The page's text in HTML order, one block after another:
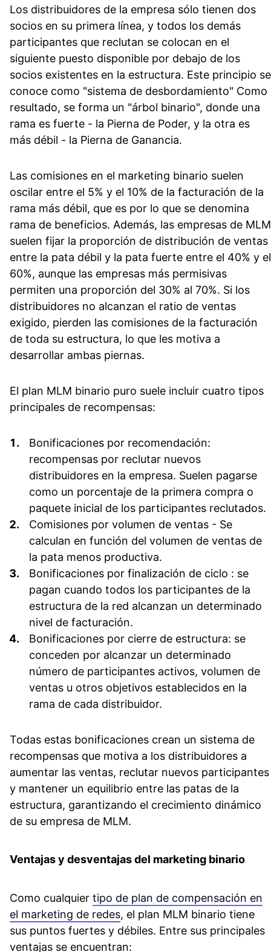
Los distribuidores de la empresa sólo tienen dos
socios en su primera línea, y todos los demás
participantes que reclutan se colocan en el
siguiente puesto disponible por debajo de los
socios existentes en la estructura. Este principio se
conoce como "sistema de desbordamiento" Como
resultado, se forma un "árbol binario", donde una
rama es fuerte - la Pierna de Poder, y la otra es
más débil - la Pierna de Ganancia.
Las comisiones en el marketing binario suelen
oscilar entre el 5% y el 10% de la facturación de la
rama más débil, que es por lo que se denomina
rama de beneficios. Además, las empresas de MLM
suelen fijar la proporción de distribución de ventas
entre la pata débil y la pata fuerte entre el 40% y el
60%, aunque las empresas más permisivas
permiten una proporción del 30% al 70%. Si los
distribuidores no alcanzan el ratio de ventas
exigido, pierden las comisiones de la facturación
de toda su estructura, lo que les motiva a
desarrollar ambas piernas.
El plan MLM binario puro suele incluir cuatro tipos
principales de recompensas:
Bonificaciones por recomendación:
recompensas por reclutar nuevos
distribuidores en la empresa. Suelen pagarse
como un porcentaje de la primera compra o
paquete inicial de los participantes reclutados.
Comisiones por volumen de ventas - Se
calculan en función del volumen de ventas de
la pata menos productiva.
Bonificaciones por finalización de ciclo : se
pagan cuando todos los participantes de la
estructura de la red alcanzan un determinado
nivel de facturación.
Bonificaciones por cierre de estructura: se
conceden por alcanzar un determinado
número de participantes activos, volumen de
ventas u otros objetivos establecidos en la
rama de cada distribuidor.
Todas estas bonificaciones crean un sistema de
recompensas que motiva a los distribuidores a
aumentar las ventas, reclutar nuevos participantes
y mantener un equilibrio entre las patas de la
estructura, garantizando el crecimiento dinámico
de su empresa de MLM.
Ventajas y desventajas del marketing binario
Como cualquier tipo de plan de compensación en
el marketing de redes, el plan MLM binario tiene
sus puntos fuertes y débiles. Entre sus principales
ventajas se encuentran: